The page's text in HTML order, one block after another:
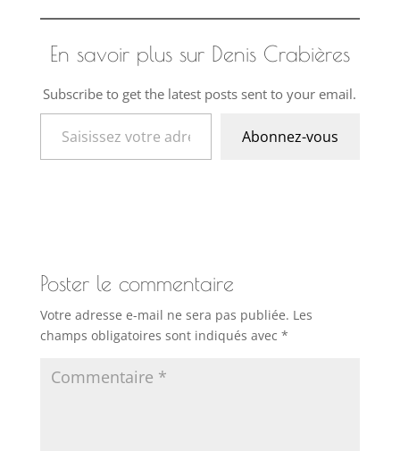
En savoir plus sur Denis Crabières
Subscribe to get the latest posts sent to your email.
Saisissez votre adresse e-mail…
Abonnez-vous
Poster le commentaire
Votre adresse e-mail ne sera pas publiée. Les
champs obligatoires sont indiqués avec *